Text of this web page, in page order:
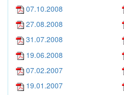
07.10.2008
27.08.2008
31.07.2008
19.06.2008
07.02.2007
19.01.2007